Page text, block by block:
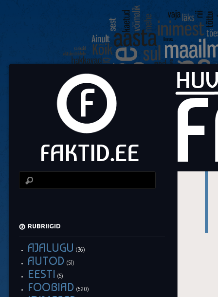
RUBRIIGID
AJALUGU (36)
AUTOD (51)
EESTI (5)
FOOBIAD (520)